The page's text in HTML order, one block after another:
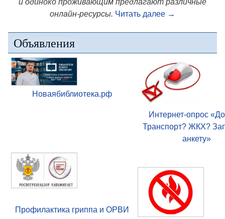
онлайн-ресурсы. Читать далее →
Объявления
Новаябиблиотека.рф
Интернет-опрос
Транспорт? ЖКХ?
анкету»
Профилактика гриппа и ОРВИ